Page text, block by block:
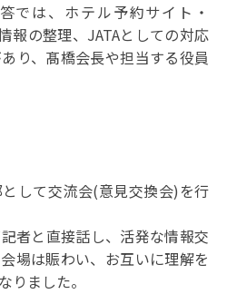
では、ホテル予約サイト・
報の整理、JATAとしての対応
り、髙橋会長や担当する役員
して交流会(意見交換会)を行
者と直接話し、活発な情報交
場は賑わい、お互いに理解を
りました。